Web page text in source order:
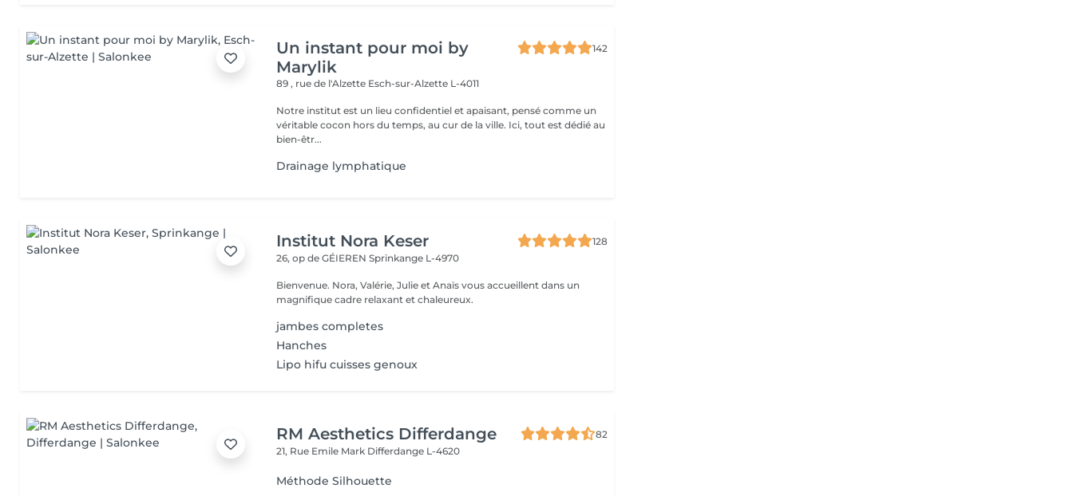
Un instant pour moi by
Marylik
142
89 , rue de l'Alzette Esch-sur-Alzette L-4011
Notre institut est un lieu confidentiel et apaisant, pensé comme un
véritable cocon hors du temps, au cur de la ville. Ici, tout est dédié au
bien-êtr...
Drainage lymphatique
Institut Nora Keser
128
26, op de GÉIERENSprinkange L-4970
Bienvenue. Nora, Valérie, Julie et Anaïs vous accueillent dans un
magnifique cadre relaxant et chaleureux.
jambes completes
Hanches
Lipo hifu cuisses genoux
RM Aesthetics Differdange
82
21, Rue Emile Mark Differdange L-4620
Méthode Silhouette